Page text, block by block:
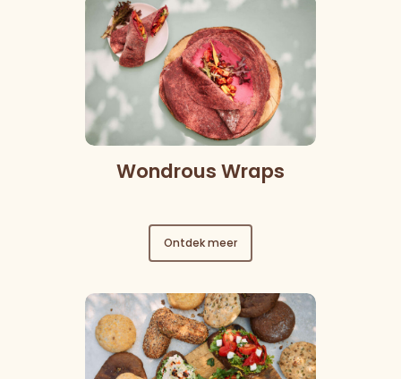
Wondrous Wraps
Ontdek meer